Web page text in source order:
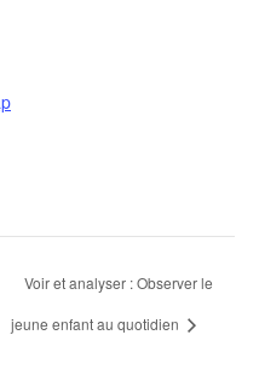
Voir et analyser : Observer le
jeune enfant au quotidien